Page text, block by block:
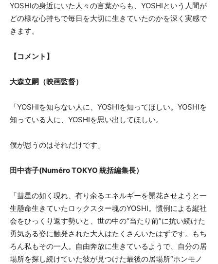
YOSHIの身近にいた人々の言葉からも、YOSHIという人間が
どの様な心持ちで毎日を大切に生きていたのかを深く実感で
きます。
【コメント】
大森立嗣（映画監督）
「YOSHIを知らない人に、YOSHIを知ってほしい。YOSHIを
知っている人に、YOSHIを思い出してほしい。
僕が思うのはそれだけです」
田中杏子(Numéro TOKYO 統括編集長）
「彗星の如く現れ、有り余るエネルギーを開花させようと一
生懸命生きていたロックスター魂のYOSHI。慣例による縦社
会をひっくり返す勢いと、世の中の“当たり前”に抗い続けた
勇気ある姿に触発された大人はたくさんいたはずです。もち
ろん私もその一人。自由奔放に生きているようで、自分の居
場所を探し続けていた彼が見つけた最後の居場所“ホンモノ